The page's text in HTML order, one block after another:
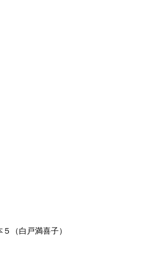
（白戸満喜子）